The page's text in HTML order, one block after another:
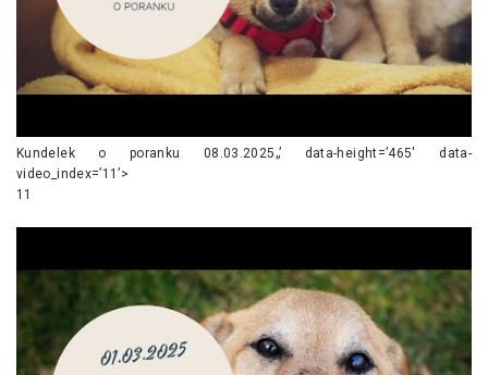
Kundelek o poranku 08.03.2025„’ data-height=’465′ data-
video_index=’11’>
11